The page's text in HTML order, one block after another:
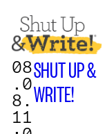
SHUT UP &
WRITE!
08
.0
8.
11